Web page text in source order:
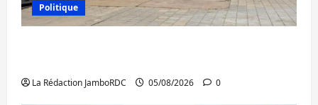
Politique
La Rédaction JamboRDC 05/08/2026 0